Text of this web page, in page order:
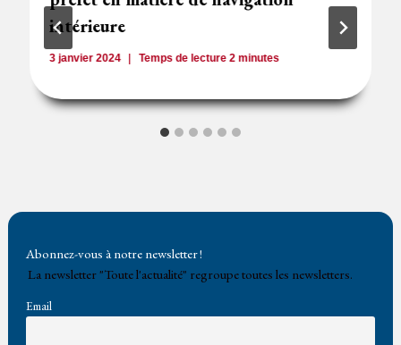
intérieure
3 janvier 2024 Temps de lecture2 minutes
Abonnez-vous à notre newsletter !
La newsletter "Toute l'actualité" regroupe toutes les newsletters.
Email